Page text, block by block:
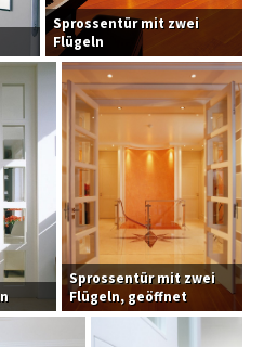
Sprossentür mit zwei
Flügeln
Sprossentür mit zwei
Flügeln, geöffnet